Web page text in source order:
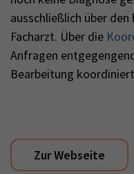
ausschließlich über
Facharzt. Über die
Anfragen
Bearbeitung
Zur Webseite